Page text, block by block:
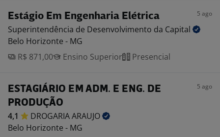
Estágio Em Engenharia Elétrica 5 ago
Superintendência de Desenvolvimento da Capital
Belo Horizonte - MG
R$ 871,00
Ensino Superior Presencial
ESTAGIÁRIO EM ADM. E ENG. DE
PRODUÇÃO
5 ago
4,1 DROGARIAARAUJO
Belo Horizonte - MG